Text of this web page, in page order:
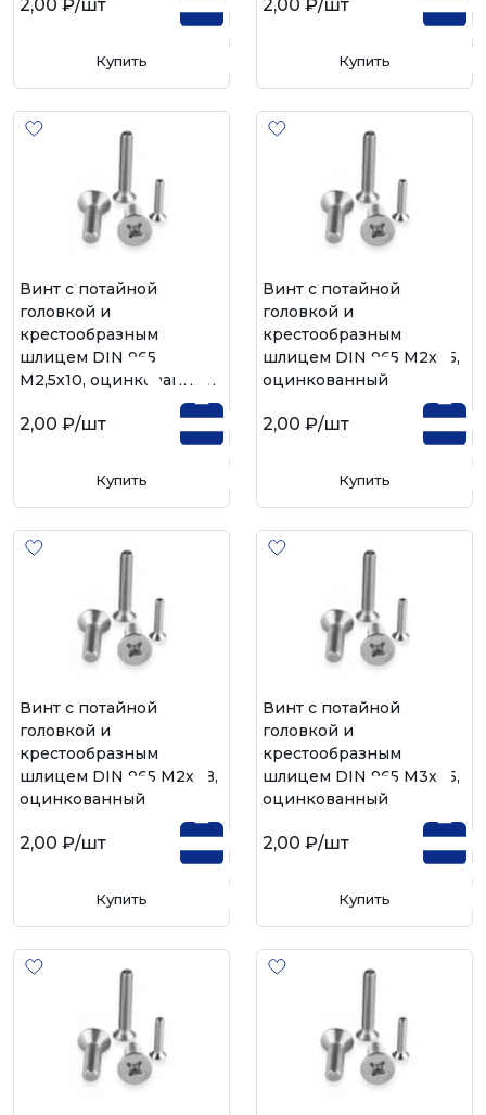
2,00 ₽/шт
Купить
2,00 ₽/шт
Купить
Винт с потайной
головкой и
крестообразным
шлицем DIN 965
М2,5х10, оцинкованный
2,00 ₽/шт
Купить
Винт с потайной
головкой и
крестообразным
шлицем DIN 965 М2х05,
оцинкованный
2,00 ₽/шт
Купить
Винт с потайной
головкой и
крестообразным
шлицем DIN 965 М2х08,
оцинкованный
2,00 ₽/шт
Купить
Винт с потайной
головкой и
крестообразным
шлицем DIN 965 М3х05,
оцинкованный
2,00 ₽/шт
Купить